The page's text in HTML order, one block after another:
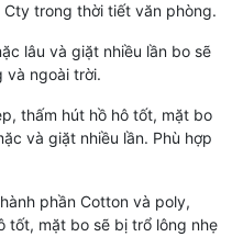
trong thời tiết văn phòng.
lâu và giặt nhiều lần bo sẽ
và ngoài trời.
thấm hút hồ hô tốt, mặt bo
và giặt nhiều lần. Phù hợp
phần Cotton và poly,
tốt, mặt bo sẽ bị trổ lông nhẹ